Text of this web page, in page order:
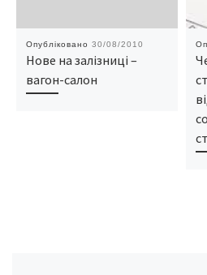
Опубліковано 30/08/2010
Нове на залізниці –
вагон-салон